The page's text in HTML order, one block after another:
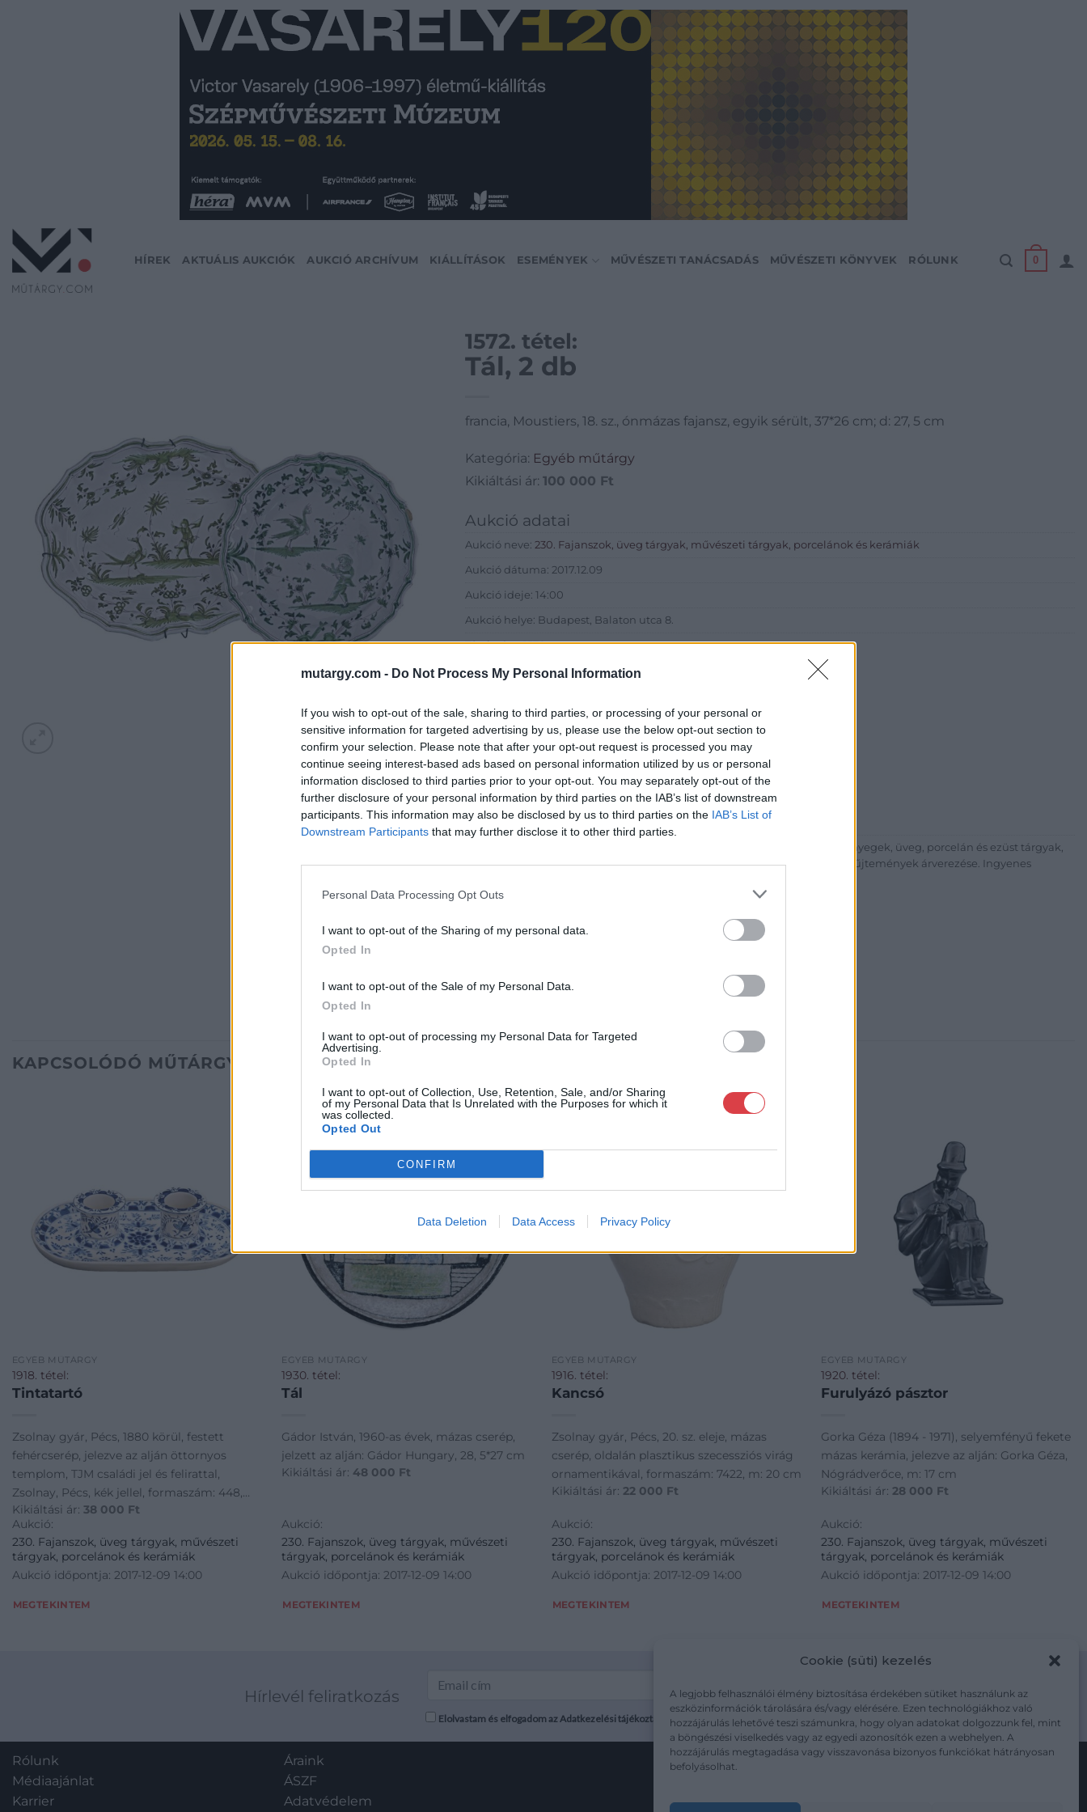
mutargy.com - Do Not Process My Personal Information
If you wish to opt-out of the sale, sharing to third parties, or processing of your personal or
sensitive information for targeted advertising by us, please use the below opt-out section to
confirm your selection. Please note that after your opt-out request is processed you may
continue seeing interest-based ads based on personal information utilized by us or personal
information disclosed to third parties prior to your opt-out. You may separately opt-out of the
further disclosure of your personal information by third parties on the IAB’s list of downstream
participants. This information may also be disclosed by us to third parties on the IAB’s List of
Downstream Participants that may further disclose it to other third parties.
Personal Data Processing Opt Outs
I want to opt-out of the Sharing of my personal data.
Opted In
I want to opt-out of the Sale of my Personal Data.
Opted In
I want to opt-out of processing my Personal Data for Targeted
Advertising.
Opted In
I want to opt-out of Collection, Use, Retention, Sale, and/or Sharing
of my Personal Data that Is Unrelated with the Purposes for which it
was collected.
Opted Out
CONFIRM
Data Deletion Data Access Privacy Policy
Cookie (süti) kezelés
A legjobb felhasználói élmény biztosítása érdekében sütiket használunk az
eszközinformációk tárolására és/vagy elérésére. Ezen technológiákhoz való
hozzájárulás lehetővé teszi számunkra, hogy olyan adatokat dolgozzunk fel, mint
a böngészési viselkedés vagy az egyedi azonosítók ezen a webhelyen. A
hozzájárulás megtagadása vagy visszavonása bizonyos funkciókat hátrányosan
befolyásolhat.
HÍREK AKTUÁLIS AUKCIÓK AUKCIÓ ARCHÍVUM KIÁLLÍTÁSOK ESEMÉNYEK MŰVÉSZETI TANÁCSADÁS MŰVÉSZETI KÖNYVEK RÓLUNK 0
1572. tétel:
Tál, 2 db
francia, Moustiers, 18. sz., ónmázas fajansz, egyik sérült, 37*26 cm; d: 27, 5 cm
Kategória: Egyéb műtárgy
Kikiáltási ár: 100 000 Ft
Aukció adatai
Aukció neve: 230. Fajanszok, üveg tárgyak, művészeti tárgyak, porcelánok és kerámiák
Aukció dátuma: 2017.12.09
Aukció ideje: 14:00
Aukció helye: Budapest, Balaton utca 8.
Tételszám: 1572
Eladó:Nagyházi Galéria és Aukciósház
Cím: Müller Márta
Nagyházi Galéria és Aukciósház Kft.
1055 Budapest, Balaton utca 8.
Telefon: +361 475 6000 +361 4756005
Weboldal:http://www.nagyhazi.hu
Bemutatkozás: Magas színvonalú festmények és műtárgyak, bútorok, szőnyegek, üveg, porcelán és ezüst tárgyak,
ékszerek, néprajzi tárgyak értékesítése és aukcionálása. Hagyatékok és gyűjtemények árverezése. Ingyenes
KAPCSOLÓDÓ MŰTÁRGYAK
EGYÉB MŰTÁRGY
1918. tétel:
Tintatartó
Zsolnay gyár, Pécs, 1880 körül, festett
fehércserép, jelezve az alján öttornyos
templom, TJM családi jel és felirattal,
Zsolnay, Pécs, kék jellel, formaszám: 448,
restaurált, 27, 5*16 cm
Kikiáltási ár: 38 000 Ft
Aukció:
230. Fajanszok, üveg tárgyak, művészeti
tárgyak, porcelánok és kerámiák
Aukció időpontja: 2017-12-09 14:00
MEGTEKINTEM
EGYÉB MŰTÁRGY
1930. tétel:
Tál
Gádor István, 1960-as évek, mázas cserép,
jelzett az alján: Gádor Hungary, 28, 5*27 cm
Kikiáltási ár: 48 000 Ft
Aukció:
230. Fajanszok, üveg tárgyak, művészeti
tárgyak, porcelánok és kerámiák
Aukció időpontja: 2017-12-09 14:00
MEGTEKINTEM
EGYÉB MŰTÁRGY
1916. tétel:
Kancsó
Zsolnay gyár, Pécs, 20. sz. eleje, mázas
cserép, oldalán plasztikus szecessziós virág
ornamentikával, formaszám: 7422, m: 20 cm
Kikiáltási ár: 22 000 Ft
Aukció:
230. Fajanszok, üveg tárgyak, művészeti
tárgyak, porcelánok és kerámiák
Aukció időpontja: 2017-12-09 14:00
MEGTEKINTEM
EGYÉB MŰTÁRGY
1920. tétel:
Furulyázó pásztor
Gorka Géza (1894 - 1971), selyemfényű fekete
mázas kerámia, jelezve az alján: Gorka Géza,
Nógrádverőce, m: 17 cm
Kikiáltási ár: 28 000 Ft
Aukció:
230. Fajanszok, üveg tárgyak, művészeti
tárgyak, porcelánok és kerámiák
Aukció időpontja: 2017-12-09 14:00
MEGTEKINTEM
Hírlevél feliratkozás
Elolvastam és elfogadom az Adatkezelési tájékoztatót: mutargy.com/adatkezelesi-tajekoztato/
Rólunk
Médiaajánlat
Karrier
Áraink
ÁSZF
Adatvédelem